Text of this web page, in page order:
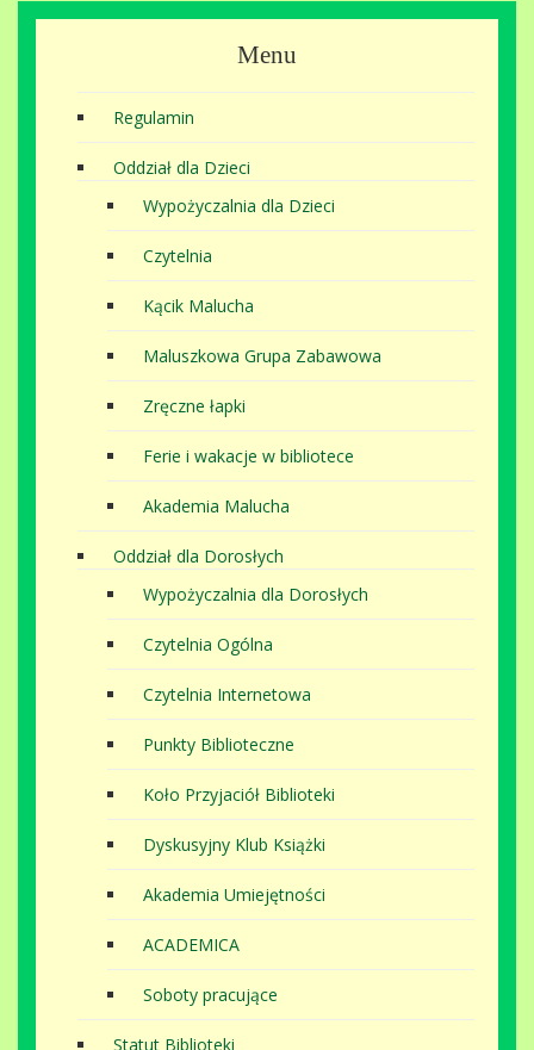
Menu
Regulamin
Oddział dla Dzieci
Wypożyczalnia dla Dzieci
Czytelnia
Kącik Malucha
Maluszkowa Grupa Zabawowa
Zręczne łapki
Ferie i wakacje w bibliotece
Akademia Malucha
Oddział dla Dorosłych
Wypożyczalnia dla Dorosłych
Czytelnia Ogólna
Czytelnia Internetowa
Punkty Biblioteczne
Koło Przyjaciół Biblioteki
Dyskusyjny Klub Książki
Akademia Umiejętności
ACADEMICA
Soboty pracujące
Statut Biblioteki